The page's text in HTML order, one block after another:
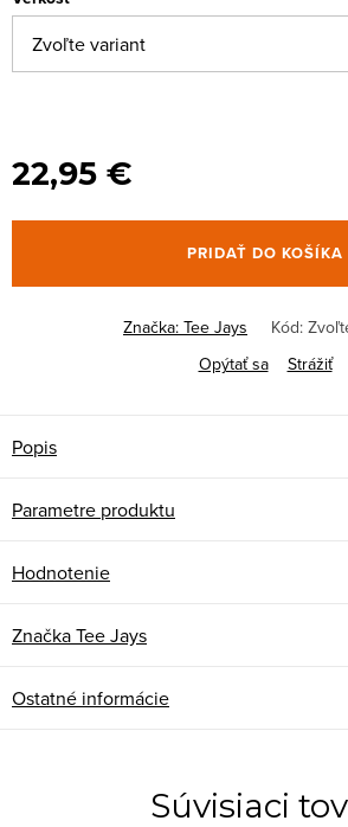
22,95 €
PRIDAŤ DO KOŠÍKA
Značka: Tee Jays Kód:
Opýtať sa
Strážiť
Popis
Parametre produktu
Hodnotenie
ZnačkaTee Jays
Ostatné informácie
Súvisiaci